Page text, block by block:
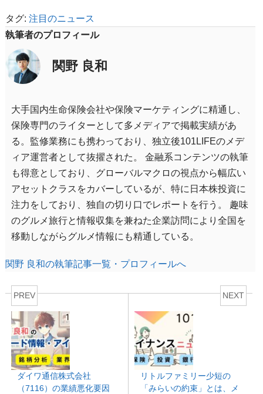
タグ: 注目のニュース
執筆者のプロフィール
関野 良和
大手国内生命保険会社や保険マーケティングに精通し、
保険専門のライターとして多メディアで掲載実績があ
る。監修業務にも携わっており、独立後101LIFEのメデ
ィア運営者として抜擢された。 金融系コンテンツの執筆
も得意としており、グローバルマクロの視点から幅広い
アセットクラスをカバーしているが、特に日本株投資に
注力をしており、独自の切り口でレポートを行う。 趣味
のグルメ旅行と情報収集を兼ねた企業訪問により全国を
移動しながらグルメ情報にも精通している。
関野 良和の執筆記事一覧・プロフィールへ
PREV
ダイワ通信株式会社
（7116）の業績悪化要因
NEXT
リトルファミリー少短の
「みらいの約束」とは、メ